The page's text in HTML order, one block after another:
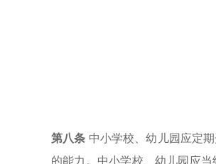
第八条 中小学校、幼儿园应定
的能力。中小学校、幼儿园应